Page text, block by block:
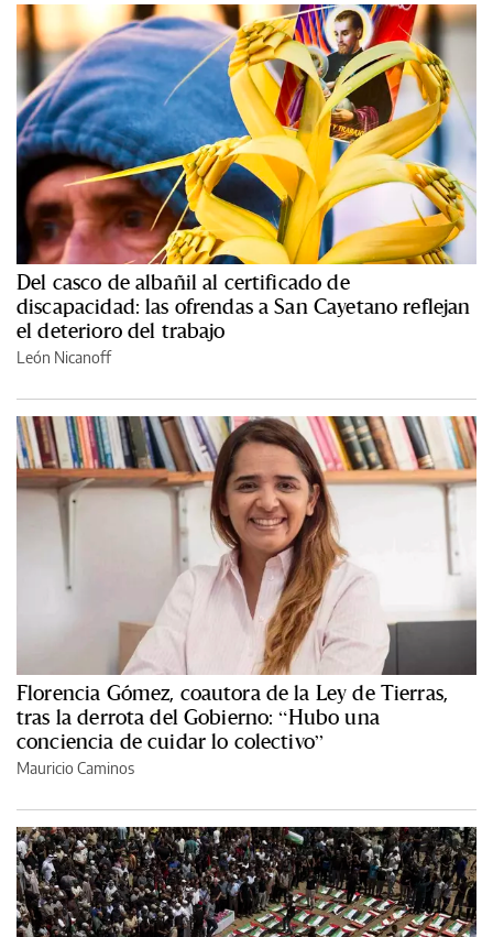
Del casco de albañil al certificado de
discapacidad: las ofrendas a San Cayetano reflejan
el deterioro del trabajo
León Nicanoff
Florencia Gómez, coautora de la Ley de Tierras,
tras la derrota del Gobierno: “Hubo una
conciencia de cuidar lo colectivo”
Mauricio Caminos